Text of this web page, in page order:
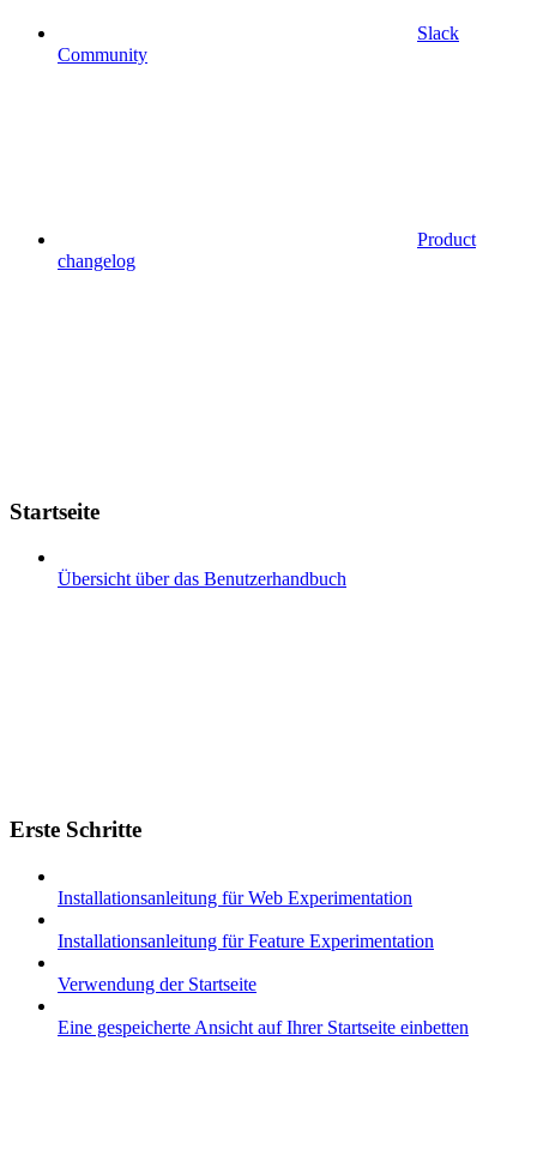
Slack
Community
Product
changelog
Startseite
Übersicht über das Benutzerhandbuch
Erste Schritte
Installationsanleitung für Web Experimentation
Installationsanleitung für Feature Experimentation
Verwendung der Startseite
Eine gespeicherte Ansicht auf Ihrer Startseite einbetten